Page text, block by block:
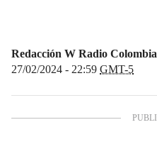
Redacción W Radio Colombia
27/02/2024 - 22:59 GMT-5